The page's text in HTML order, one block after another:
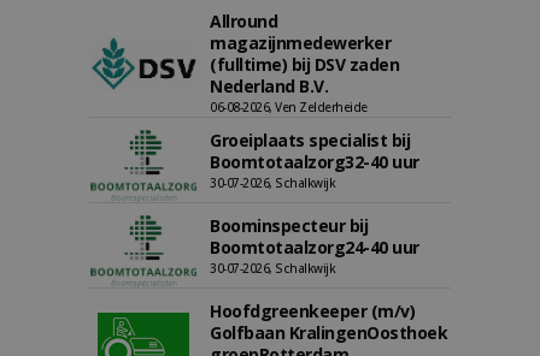
Allround
magazijnmedewerker
(fulltime) bij DSV zaden
Nederland B.V.
06-08-2026, Ven Zelderheide
Groeiplaats specialist bij
Boomtotaalzorg32-40 uur
30-07-2026, Schalkwijk
Boominspecteur bij
Boomtotaalzorg24-40 uur
30-07-2026, Schalkwijk
Hoofdgreenkeeper (m/v)
Golfbaan KralingenOosthoek